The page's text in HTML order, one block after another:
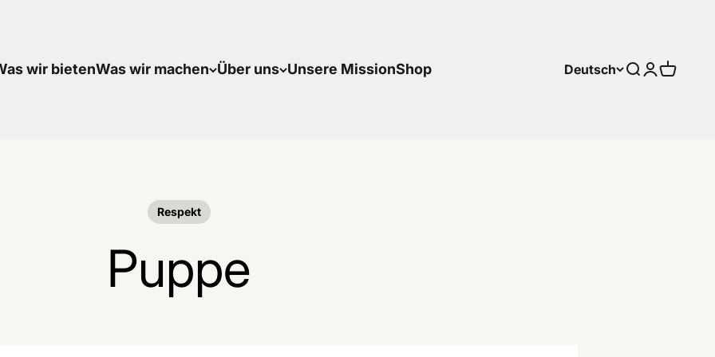
wir bietenWas wir machen Über uns Unsere MissionShop Deutsch SucheAnmelden
Respekt
Puppe